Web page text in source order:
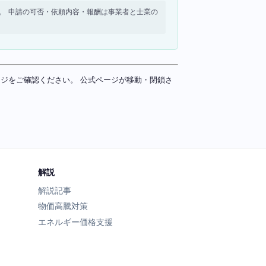
申請の可否・依頼内容・報酬は事業者と士業の
をご確認ください。 公式ページが移動・閉鎖さ
解説
解説記事
物価高騰対策
エネルギー価格支援